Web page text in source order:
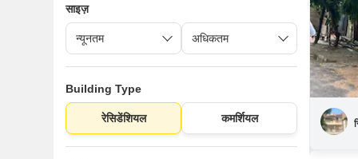
साइज़
Building Type
रेसिडेंशियल कमर्शियल